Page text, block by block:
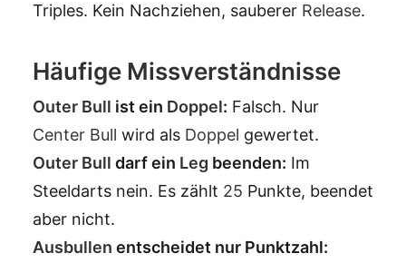
Triples. Kein Nachziehen, sauberer Release.
Häufige Missverständnisse
Outer Bull ist ein Doppel: Falsch. Nur
Center Bull wird als Doppel gewertet.
Outer Bull darf ein Leg beenden: Im
Steeldarts nein. Es zählt 25 Punkte, beendet
aber nicht.
Ausbullen entscheidet nur Punktzahl: